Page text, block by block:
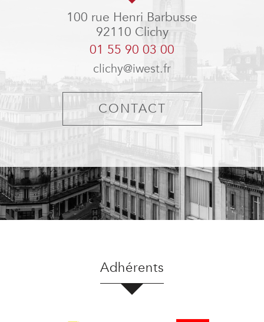
100 rue Henri Barbusse
92110 Clichy
01 55 90 03 00
clichy@iwest.fr
CONTACT
adhérents